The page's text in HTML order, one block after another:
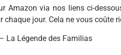
Amazon via nos liens ci-
chaque jour. Cela ne vous coûte
La Légende des Familias